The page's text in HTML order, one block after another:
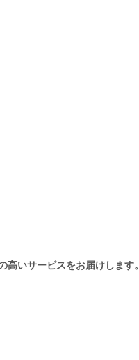
いサービスをお届けします。